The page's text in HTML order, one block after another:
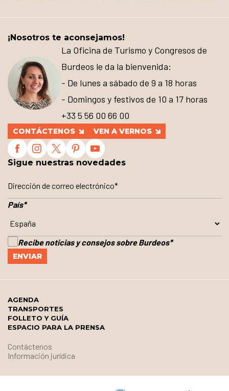
¡Nosotros te aconsejamos!
La Oficina de Turismo y Congresos de
Burdeos le da la bienvenida:
- De lunes a sábado de 9 a 18 horas
- Domingos y festivos de 10 a 17 horas
+33 5 56 00 66 00
CONTÁCTENOS VEN A VERNOS
Sigue nuestras novedades
País*
Recibe noticias y consejos sobre Burdeos*
AGENDA
TRANSPORTES
FOLLETO Y GUÍA
ESPACIO PARA LA PRENSA
Contáctenos
Información jurídica